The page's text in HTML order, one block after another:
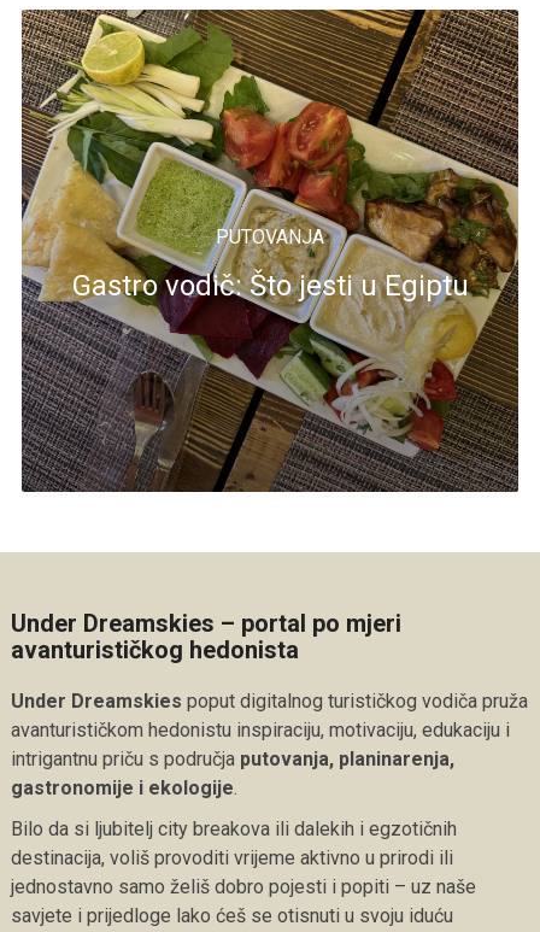
PUTOVANJA
Gastro vodič: Što jesti u Egiptu
Under Dreamskies – portal po mjeri
avanturističkog hedonista
Under Dreamskies poput digitalnog turističkog vodiča pruža
avanturističkom hedonistu inspiraciju, motivaciju, edukaciju i
intrigantnu priču s područja putovanja, planinarenja,
gastronomije i ekologije.
Bilo da si ljubitelj city breakova ili dalekih i egzotičnih
destinacija, voliš provoditi vrijeme aktivno u prirodi ili
jednostavno samo želiš dobro pojesti i popiti – uz naše
savjete i prijedloge lako ćeš se otisnuti u svoju iduću